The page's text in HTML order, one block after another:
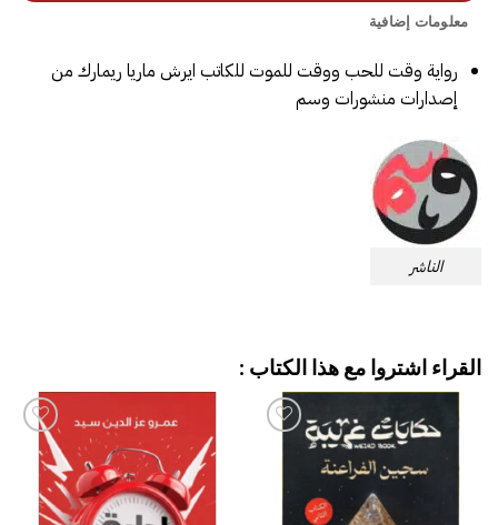
معلومات إضافية
رواية وقت للحب ووقت للموت‎ للكاتب ايرش ماريا ريمارك من
إصدارات منشورات وسم
الناشر
القراء اشتروا مع هذا الكتاب :
إلى
الرغبات
إضافة
إلى
الرغبات